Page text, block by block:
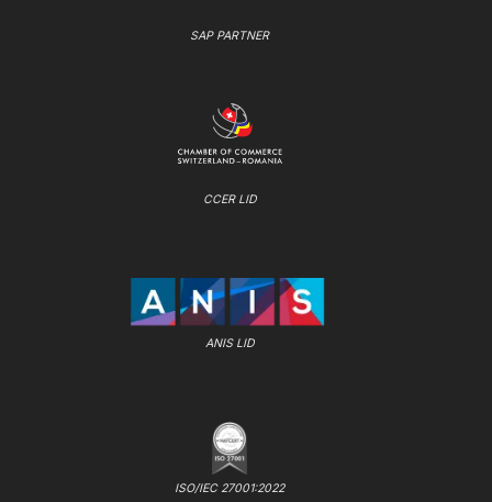
SAP PARTNER
CCER LID
ANIS LID
ISO/IEC 27001:2022